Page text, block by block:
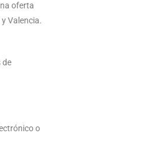
oferta
Valencia.
de
o